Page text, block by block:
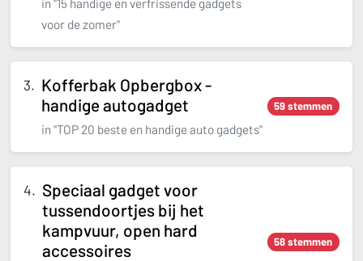
voor de zomer"
Kofferbak Opbergbox -
handige autogadget
in "TOP 20 beste en handige auto gadgets"
59 stemmen
Speciaal gadget voor
tussendoortjes bij het
kampvuur, open hard
accessoires
58 stemmen